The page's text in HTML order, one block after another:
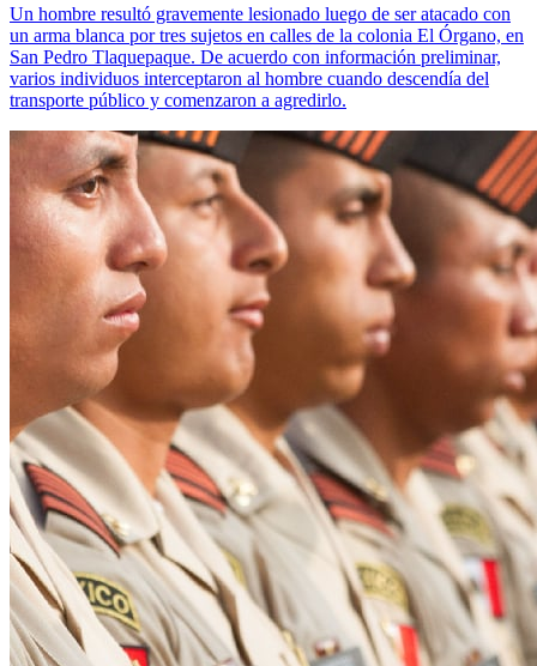
Un hombre resultó gravemente lesionado luego de ser atacado con
un arma blanca por tres sujetos en calles de la colonia El Órgano, en
San Pedro Tlaquepaque. De acuerdo con información preliminar,
varios individuos interceptaron al hombre cuando descendía del
transporte público y comenzaron a agredirlo.